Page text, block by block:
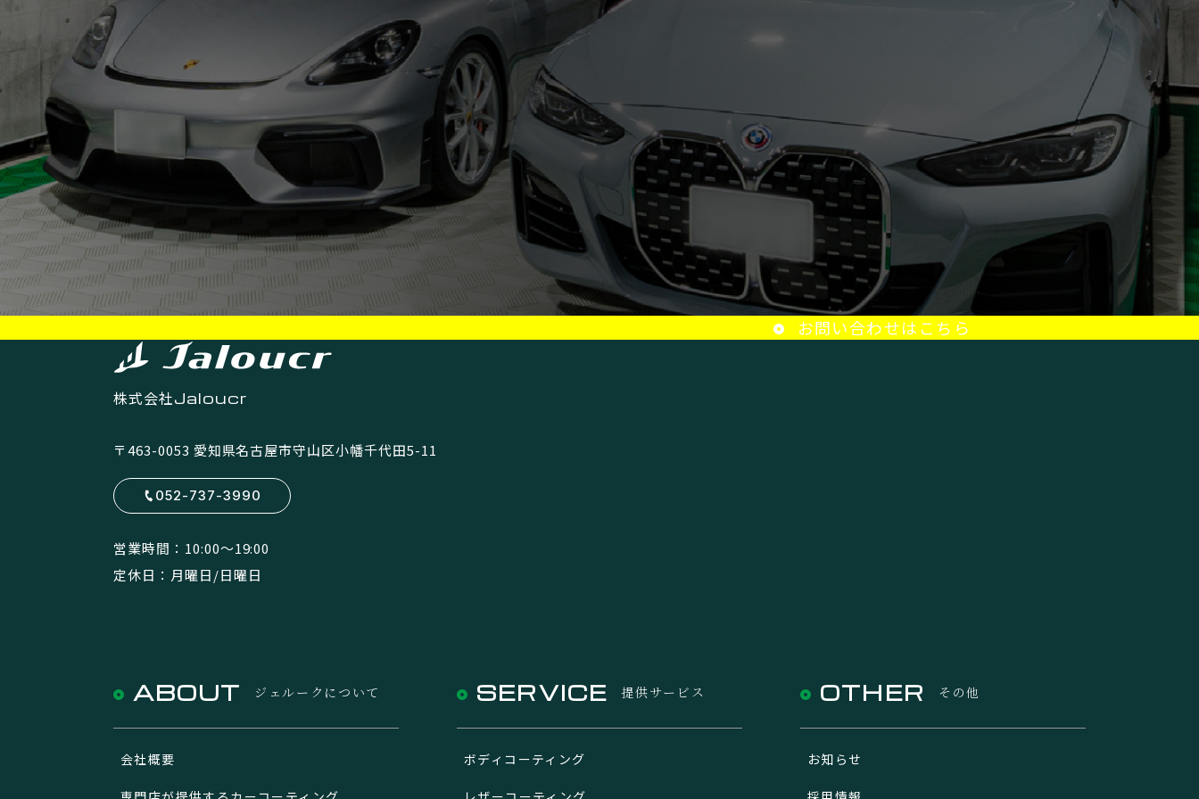
お問い合わせはこちら
株式会社Jaloucr
〒463-0053 愛知県名古屋市守山区小幡千代田5-11
052-737-3990
営業時間：10:00〜19:00
定休日：月曜日/日曜日
ABOUT ジェルークについて
会社概要
SERVICE 提供サービス
ボディコーティング
OTHER その他
お知らせ